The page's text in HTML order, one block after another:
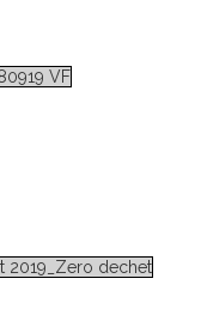
VF
2019_Zero dechet